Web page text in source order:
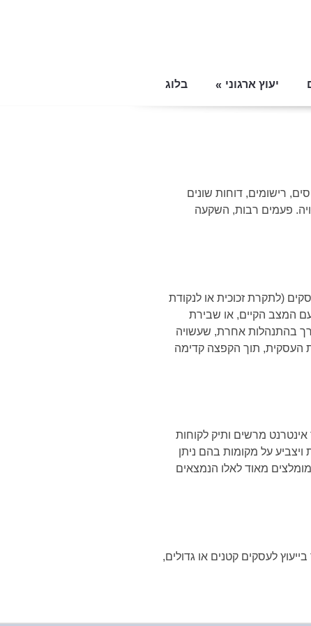
יעוץ ארגוני בלוג
רישומים, דוחות שונים
פעמים רבות, השקעה
(לתקרת זכוכית או לנקודת
המצב הקיים, או שבירת
בהתנהלות אחרת, שעשויה
העסקית, תוך הקפצה קדימה
מרשים ותיק לקוחות
ויצביע על מקומות בהם ניתן
מאוד לאלו הנמצאים
לעסקים קטנים או גדולים,